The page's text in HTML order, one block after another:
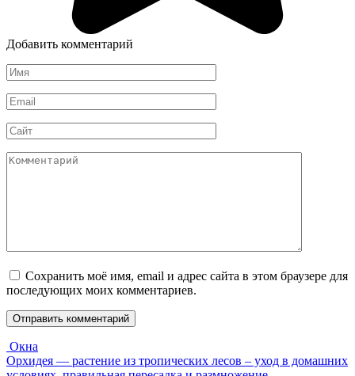
Добавить комментарий
Имя
*
Email
*
Сайт
Комментарий
Сохранить моё имя, email и адрес сайта в этом браузере для
последующих моих комментариев.
Окна
Орхидея — растение из тропических лесов – уход в домашних